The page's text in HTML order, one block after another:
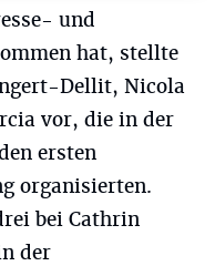
und
hat, stellte
Dellit, Nicola
vor, die in der
ersten
organisierten.
bei Cathrin
der